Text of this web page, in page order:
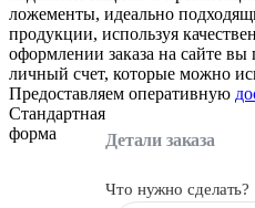
Вакансии
О компании
Написать директору
Арендодателям
Портфолио
ложементы, идеально
продукции, используя
оформлении заказа на сайте
личный счет, которые можно
Предоставляем оперативную
Стандартная
форма
Детали заказа
Что нужно сделать?